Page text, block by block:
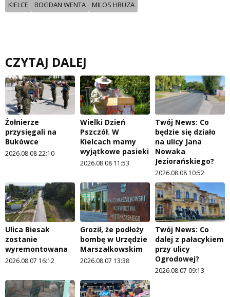
KIELCE
BOGDAN WENTA MILOS HRUZA
CZYTAJ DALEJ
Żołnierze
przysięgali na
Bukówce
2026.08.08 22:10
Wielki Dzień
Pszczół. W
Kielcach mamy
wyjątkowe pasieki
2026.08.08 11:53
Twój News: Co
będzie się działo
na ulicy Jana
Nowaka
Jeziorańskiego?
2026.08.08 10:52
Ulica Biesak
zostanie
wyremontowana
2026.08.07 16:12
Groził, że podłoży
bombę w Urzędzie
Marszałkowskim
2026.08.07 13:38
Twój News: Co
dalej z pałacykiem
przy ulicy
Ogrodowej?
2026.08.07 09:13